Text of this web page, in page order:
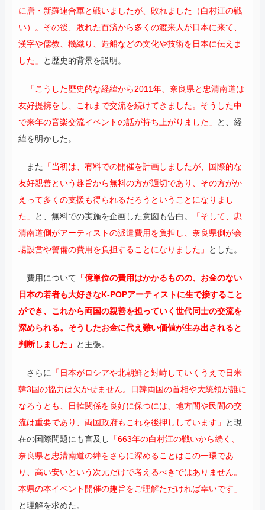
に唐・新羅連合軍と戦いましたが、敗れました（白村江の戦
い）。その後、敗れた百済から多くの渡来人が日本に来て、
漢字や儒教、機織り、造船などの文化や技術を日本に伝えま
した」
と歴史的背景を説明。
「こうした歴史的な経緯から2011年、奈良県と忠清南道は
友好提携をし、これまで交流を続けてきました。そうした中
で来年の音楽交流イベントの話が持ち上がりました」
と、経
緯を明かした。
また
「当初は、有料での開催を計画しましたが、国際的な
友好親善という趣旨から無料の方が適切であり、その方がか
えって多くの支援も得られるだろうということになりまし
た」
と、無料での実施を企画した意図も告白。
「そして、忠
清南道側がアーティストの派遣費用を負担し、奈良県側が会
場設営や警備の費用を負担することになりました」
とした。
費用について 「億単位の費用はかかるものの、お金のない
日本の若者も大好きなK-POPアーティストに生で接すること
ができ、これから両国の親善を担っていく世代同士の交流を
深められる。そうしたお金に代え難い価値が生み出されると
判断しました」 と主張。
さらに
「日本がロシアや北朝鮮と対峙していくうえで日米
韓3国の協力は欠かせません。日韓両国の首相や大統領が誰に
なろうとも、日韓関係を良好に保つには、地方間や民間の交
流は重要であり、両国政府もこれを後押ししています」
と現
在の国際問題にも言及し
「663年の白村江の戦いから続く、
奈良県と忠清南道の絆をさらに深めることはこの一環であ
り、高い安いという次元だけで考えるべきではありません。
本県の本イベント開催の趣旨をご理解ただければ幸いです」
と理解を求めた。